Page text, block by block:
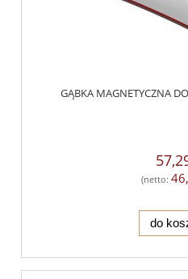
GĄBKA MAGNETYCZNA
(netto:
do